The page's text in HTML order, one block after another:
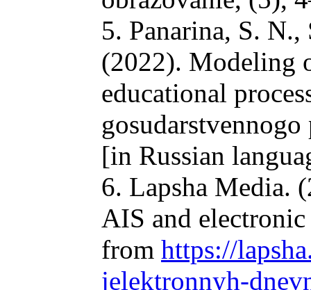
5. Panarina, S.
(2022). Modeling
educational
[in Russian
6. Lapsha Media.
AIS and
from https://
jelektronnyh-